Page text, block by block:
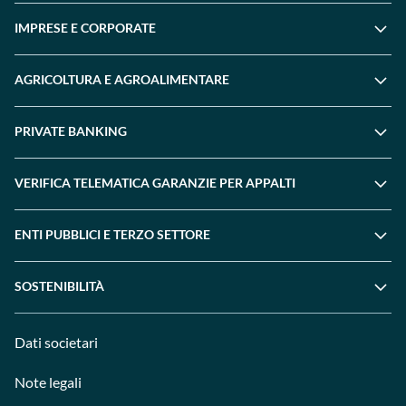
IMPRESE E CORPORATE
AGRICOLTURA E AGROALIMENTARE
PRIVATE BANKING
VERIFICA TELEMATICA GARANZIE PER APPALTI
ENTI PUBBLICI E TERZO SETTORE
SOSTENIBILITÀ
Dati societari
Note legali